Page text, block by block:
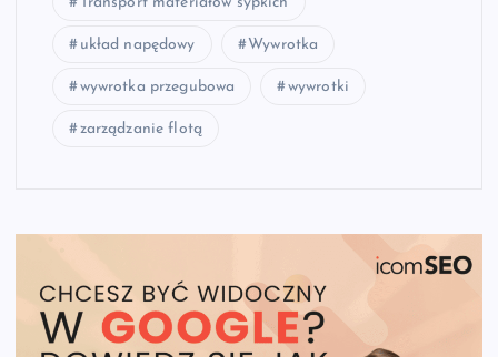
układ napędowy Wywrotka
wywrotka przegubowa wywrotki
zarządzanie flotą